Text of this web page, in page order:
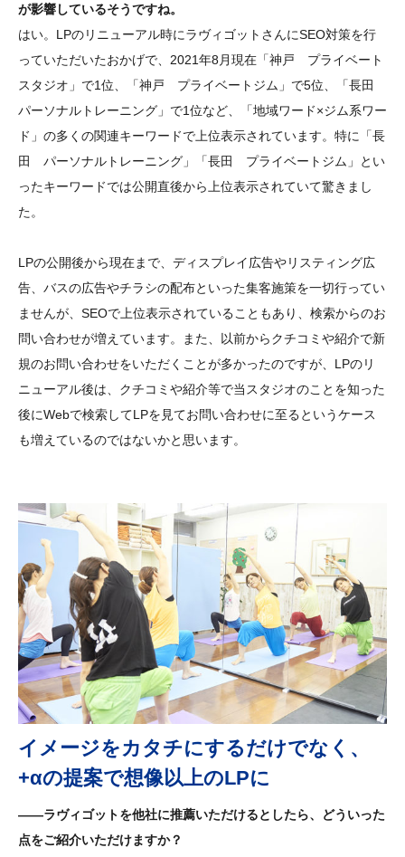
が影響しているそうですね。
はい。LPのリニューアル時にラヴィゴットさんにSEO対策を行
っていただいたおかげで、2021年8月現在「神戸 プライベート
スタジオ」で1位、「神戸 プライベートジム」で5位、「長田
パーソナルトレーニング」で1位など、「地域ワード×ジム系ワー
ド」の多くの関連キーワードで上位表示されています。特に「長
田 パーソナルトレーニング」「長田 プライベートジム」とい
ったキーワードでは公開直後から上位表示されていて驚きまし
た。
LPの公開後から現在まで、ディスプレイ広告やリスティング広
告、バスの広告やチラシの配布といった集客施策を一切行ってい
ませんが、SEOで上位表示されていることもあり、検索からのお
問い合わせが増えています。また、以前からクチコミや紹介で新
規のお問い合わせをいただくことが多かったのですが、LPのリ
ニューアル後は、クチコミや紹介等で当スタジオのことを知った
後にWebで検索してLPを見てお問い合わせに至るというケース
も増えているのではないかと思います。
イメージをカタチにするだけでなく、
+αの提案で想像以上のLPに
――ラヴィゴットを他社に推薦いただけるとしたら、どういった
点をご紹介いただけますか？